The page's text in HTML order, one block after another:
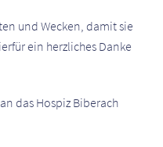
und Wecken, damit sie
ein herzliches Danke
das Hospiz Biberach